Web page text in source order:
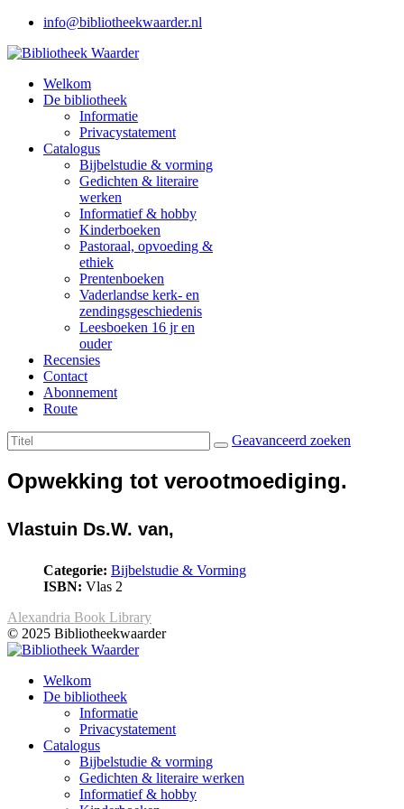
info@bibliotheekwaarder.nl
Welkom
De bibliotheek
Informatie
Privacystatement
Catalogus
Bijbelstudie & vorming
Gedichten & literaire
werken
Informatief & hobby
Kinderboeken
Pastoraal, opvoeding &
ethiek
Prentenboeken
Vaderlandse kerk- en
zendingsgeschiedenis
Leesboeken 16 jr en
ouder
Recensies
Contact
Abonnement
Route
Geavanceerd zoeken
Opwekking tot verootmoediging.
Vlastuin Ds.W. van,
Categorie: Bijbelstudie & Vorming
ISBN: Vlas 2
Alexandria Book Library
© 2025 Bibliotheekwaarder
Welkom
De bibliotheek
Informatie
Privacystatement
Catalogus
Bijbelstudie & vorming
Gedichten & literaire werken
Informatief & hobby